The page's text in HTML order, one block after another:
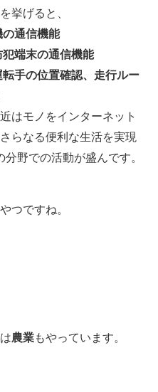
挙げると、
通信機能
犯端末の通信機能
転手の位置確認、走行ルー
はモノをインターネット
らなる便利な生活を実現
分野での活動が盛んです。
つですね。
農業もやっています。